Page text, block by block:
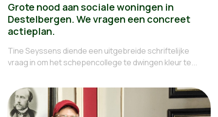
Grote nood aan sociale woningen in
Destelbergen. We vragen een concreet
actieplan.
Tine Seyssens diende een uitgebreide schriftelijke
vraag in om het schepencollege te dwingen kleur te...